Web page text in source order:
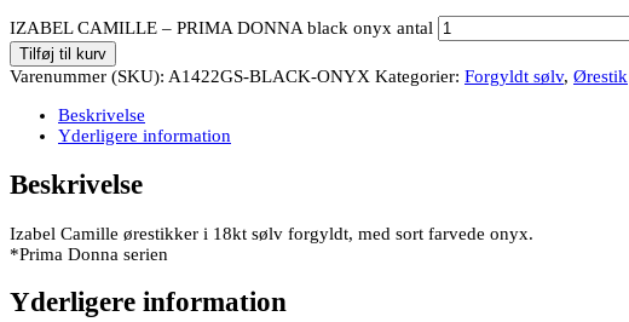
IZABEL CAMILLE – PRIMA DONNA black onyx antal
Tilføj til kurv
Varenummer (SKU): A1422GS-BLACK-ONYX Kategorier: Forgyldt sølv, Ørestik
Beskrivelse
Yderligere information
Beskrivelse
Izabel Camille ørestikker i 18kt sølv forgyldt, med sort farvede onyx.
*Prima Donna serien
Yderligere information